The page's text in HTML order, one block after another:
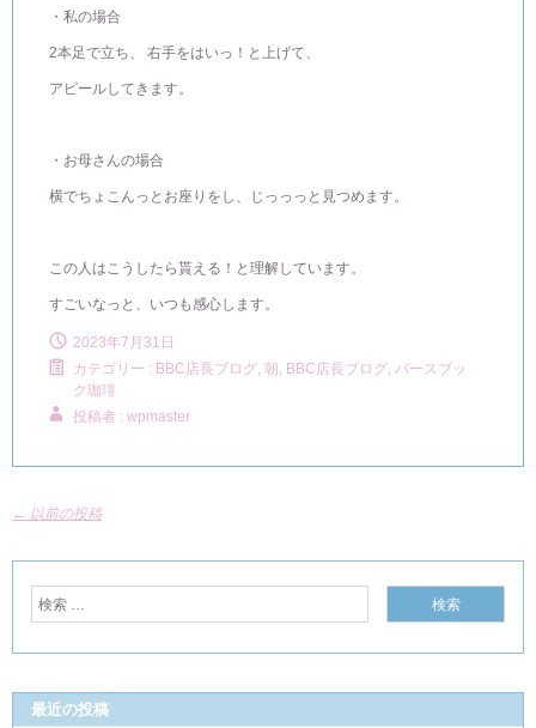
・私の場合
2本足で立ち、 右手をはいっ！と上げて、
アピールしてきます。
・お母さんの場合
横でちょこんっとお座りをし、じっっっと見つめます。
この人はこうしたら貰える！と理解しています。
すごいなっと、いつも感心します。
2023年7月31日
カテゴリー : BBC店長ブログ, 朝, BBC店長ブログ, バースブッ
ク珈琲
投稿者 : wpmaster
← 以前の投稿
最近の投稿